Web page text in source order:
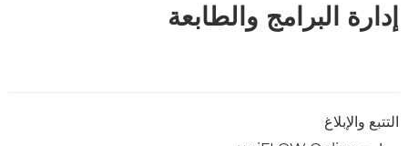
إدارة البرامج والطابعة
التتبع والإبلاغ